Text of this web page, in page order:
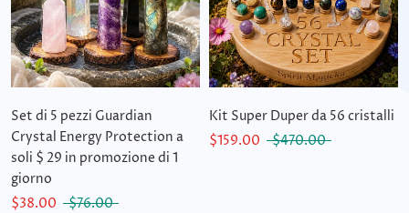
Set di 5 pezzi Guardian
Crystal Energy Protection a
soli $ 29 in promozione di 1
giorno
$38.00
$76.00
Kit Super Duper da 56 cristalli
$159.00
$470.00